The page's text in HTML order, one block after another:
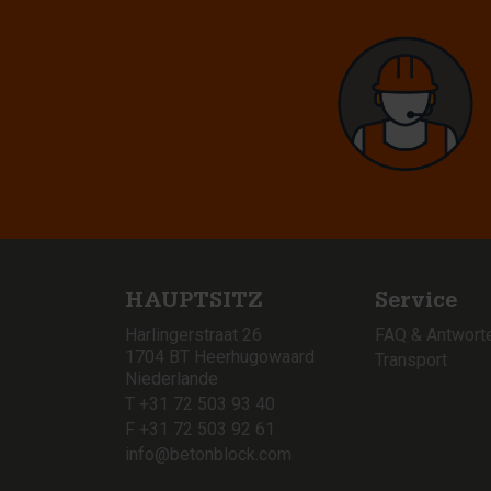
HAUPTSITZ
Harlingerstraat 26
1704 BT Heerhugowaard
Niederlande
T +31 72 503 93 40
F +31 72 503 92 61
info@betonblock.com
Service
FAQ &
Transport